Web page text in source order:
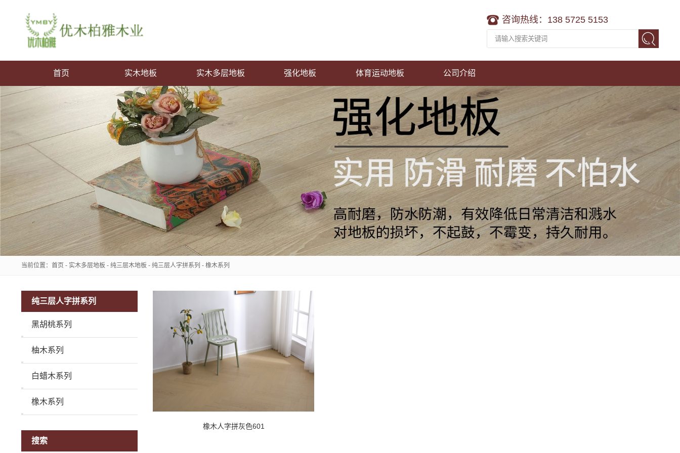
咨询热线：138 5725 5153
首页 实木地板 实木多层地板 强化地板 体育运动地板 公司介绍
当前位置： 首页 - 实木多层地板 - 纯三层木地板 - 纯三层人字拼系列 - 橡木系列
纯三层人字拼系列
黑胡桃系列
柚木系列
白蜡木系列
橡木系列
搜索
橡木人字拼灰色601